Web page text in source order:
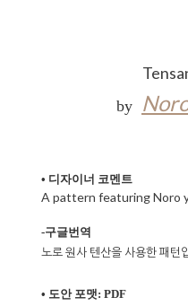
by
• 디자이너 코멘트
A pattern featuring Noro
-구글번역
노로 원사 텐산을 사용한 패턴
• 도안 포맷: PDF